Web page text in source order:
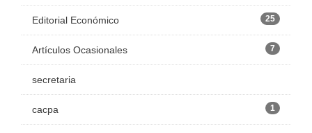
Editorial Económico 25
Artículos Ocasionales 7
secretaria
cacpa 1